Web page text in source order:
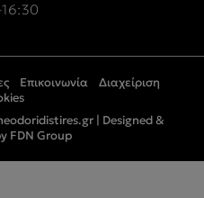
Επικοινωνία
Διαχείριση
| Designed &
FDN Group